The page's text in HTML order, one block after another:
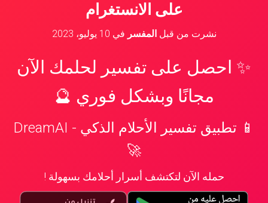
على الانستغرام
نشرت من قبلالمفسر في 10 يوليو، 2023
✨ احصل على تفسير لحلمك الآن
مجانًا وبشكل فوري 🔮
📱 تطبيق تفسير الأحلام الذكي - DreamAI
🚀
حمله الآن لتكتشف أسرار أحلامك بسهولة !